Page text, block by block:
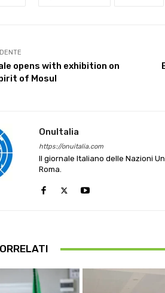
opens with exhibition on
of Mosul
OnuItalia
https://onuitalia.com
Il giornale Italiano delle Nazioni
Roma.